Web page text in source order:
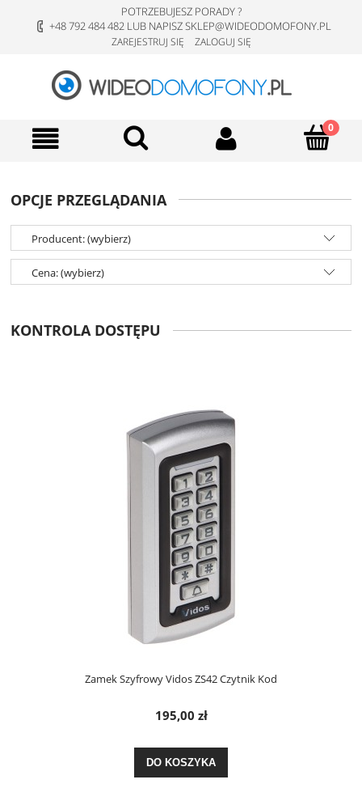
POTRZEBUJESZ PORADY ?
+48 792 484 482 LUB NAPISZ SKLEP@WIDEODOMOFONY.PL
ZAREJESTRUJ SIĘ ZALOGUJ SIĘ
OPCJE PRZEGLĄDANIA
Producent: (wybierz)
Cena: (wybierz)
KONTROLA DOSTĘPU
Zamek Szyfrowy Vidos ZS42 Czytnik Kod
195,00 zł
DO KOSZYKA